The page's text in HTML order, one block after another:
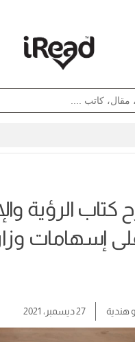
الرؤية
إسهامات
هندية 27 ديسمبر، 2021